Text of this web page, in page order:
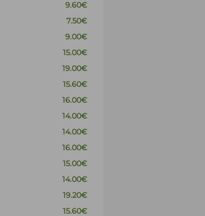
9.60€
7.50€
9.00€
15.00€
19.00€
15.60€
16.00€
14.00€
14.00€
16.00€
15.00€
14.00€
19.20€
15.60€